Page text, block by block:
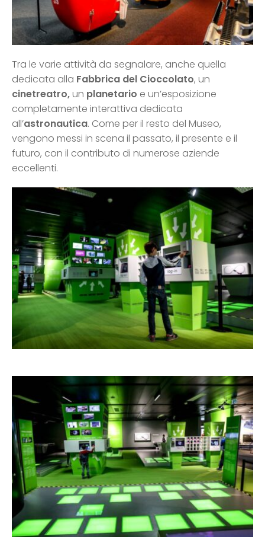
Tra le varie attività da segnalare, anche quella
dedicata alla Fabbrica del Cioccolato, un
cinetreatro,un planetario e un’esposizione
completamente interattiva dedicata
all’astronautica. Come per il resto del Museo,
vengono messi in scena il passato, il presente e il
futuro, con il contributo di numerose aziende
eccellenti.